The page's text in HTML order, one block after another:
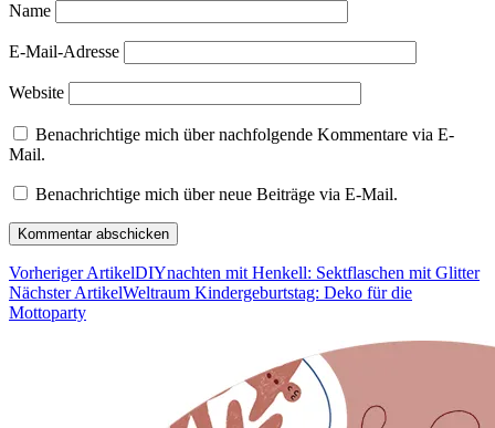
Name
E-Mail-Adresse
Website
Benachrichtige mich über nachfolgende Kommentare via E-
Mail.
Benachrichtige mich über neue Beiträge via E-Mail.
Vorheriger ArtikelDIYnachten mit Henkell: Sektflaschen mit Glitter
Nächster ArtikelWeltraum Kindergeburtstag: Deko für die
Mottoparty